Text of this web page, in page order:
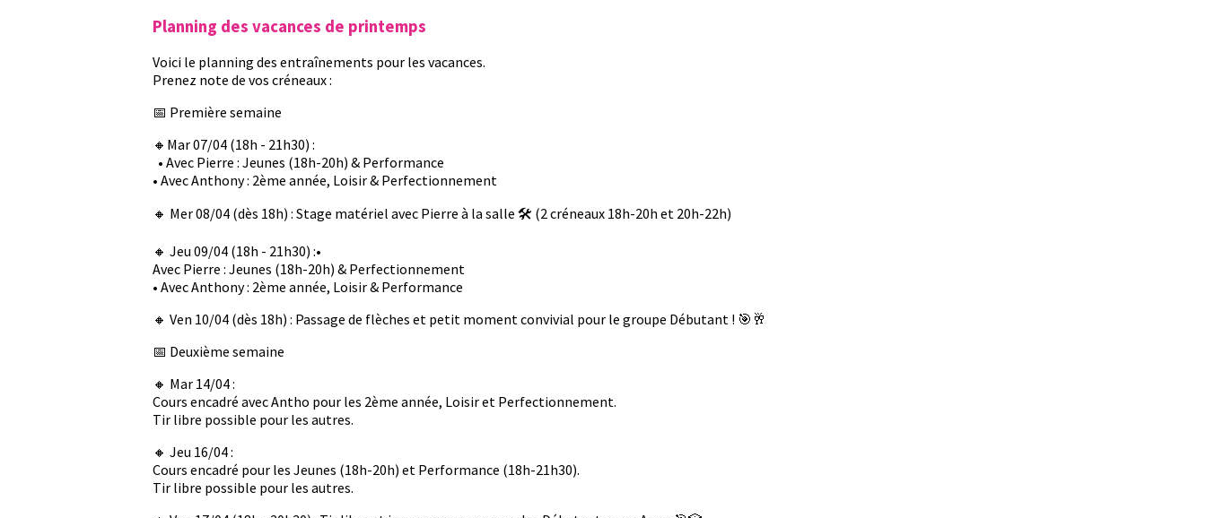
Planning des vacances de printemps
Voici le planning des entraînements pour les vacances.
Prenez note de vos créneaux :
📅 Première semaine
🔸Mar 07/04 (18h - 21h30) :
• Avec Pierre : Jeunes (18h-20h) & Performance
• Avec Anthony : 2ème année, Loisir & Perfectionnement
🔸 Mer 08/04 (dès 18h) : Stage matériel avec Pierre à la salle 🛠️ (2 créneaux 18h-20h et 20h-22h)
🔸 Jeu 09/04 (18h - 21h30) :•
Avec Pierre : Jeunes (18h-20h) & Perfectionnement
• Avec Anthony : 2ème année, Loisir & Performance
🔸 Ven 10/04 (dès 18h) : Passage de flèches et petit moment convivial pour le groupe Débutant ! 🎯🥂
📅 Deuxième semaine
🔸 Mar 14/04 :
Cours encadré avec Antho pour les 2ème année, Loisir et Perfectionnement.
Tir libre possible pour les autres.
🔸 Jeu 16/04 :
Cours encadré pour les Jeunes (18h-20h) et Performance (18h-21h30).
Tir libre possible pour les autres.